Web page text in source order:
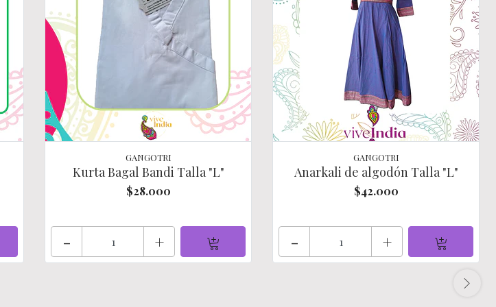
GANGOTRI
Kurta Bagal Bandi Talla "L"
$28.000
- +
GANGOTRI
Anarkali de algodón Talla "L"
$42.000
- +